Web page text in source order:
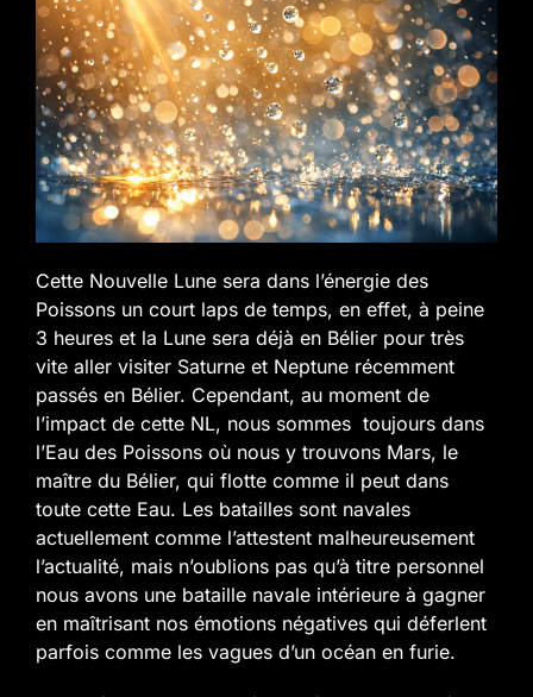
Cette Nouvelle Lune sera dans l’énergie des
Poissons un court laps de temps, en effet, à peine
3 heures et la Lune sera déjà en Bélier pour très
vite aller visiter Saturne et Neptune récemment
passés en Bélier. Cependant, au moment de
l’impact de cette NL, nous sommes toujours dans
l’Eau des Poissons où nous y trouvons Mars, le
maître du Bélier, qui flotte comme il peut dans
toute cette Eau. Les batailles sont navales
actuellement comme l’attestent malheureusement
l’actualité, mais n’oublions pas qu’à titre personnel
nous avons une bataille navale intérieure à gagner
en maîtrisant nos émotions négatives qui déferlent
parfois comme les vagues d’un océan en furie.